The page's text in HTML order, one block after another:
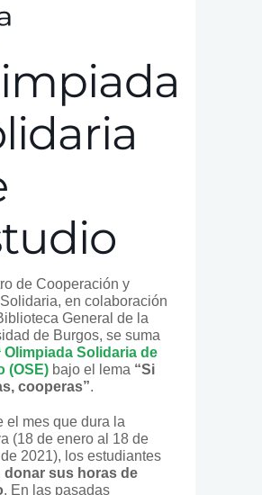
de Cooperación y
en colaboración
General de la
de Burgos, se suma
Olimpiada Solidaria de
(OSE) bajo el lema “Si
cooperas”.
el mes que dura la
(18 de enero al 18 de
2021), los estudiantes
donar sus horas de
. En las pasadas